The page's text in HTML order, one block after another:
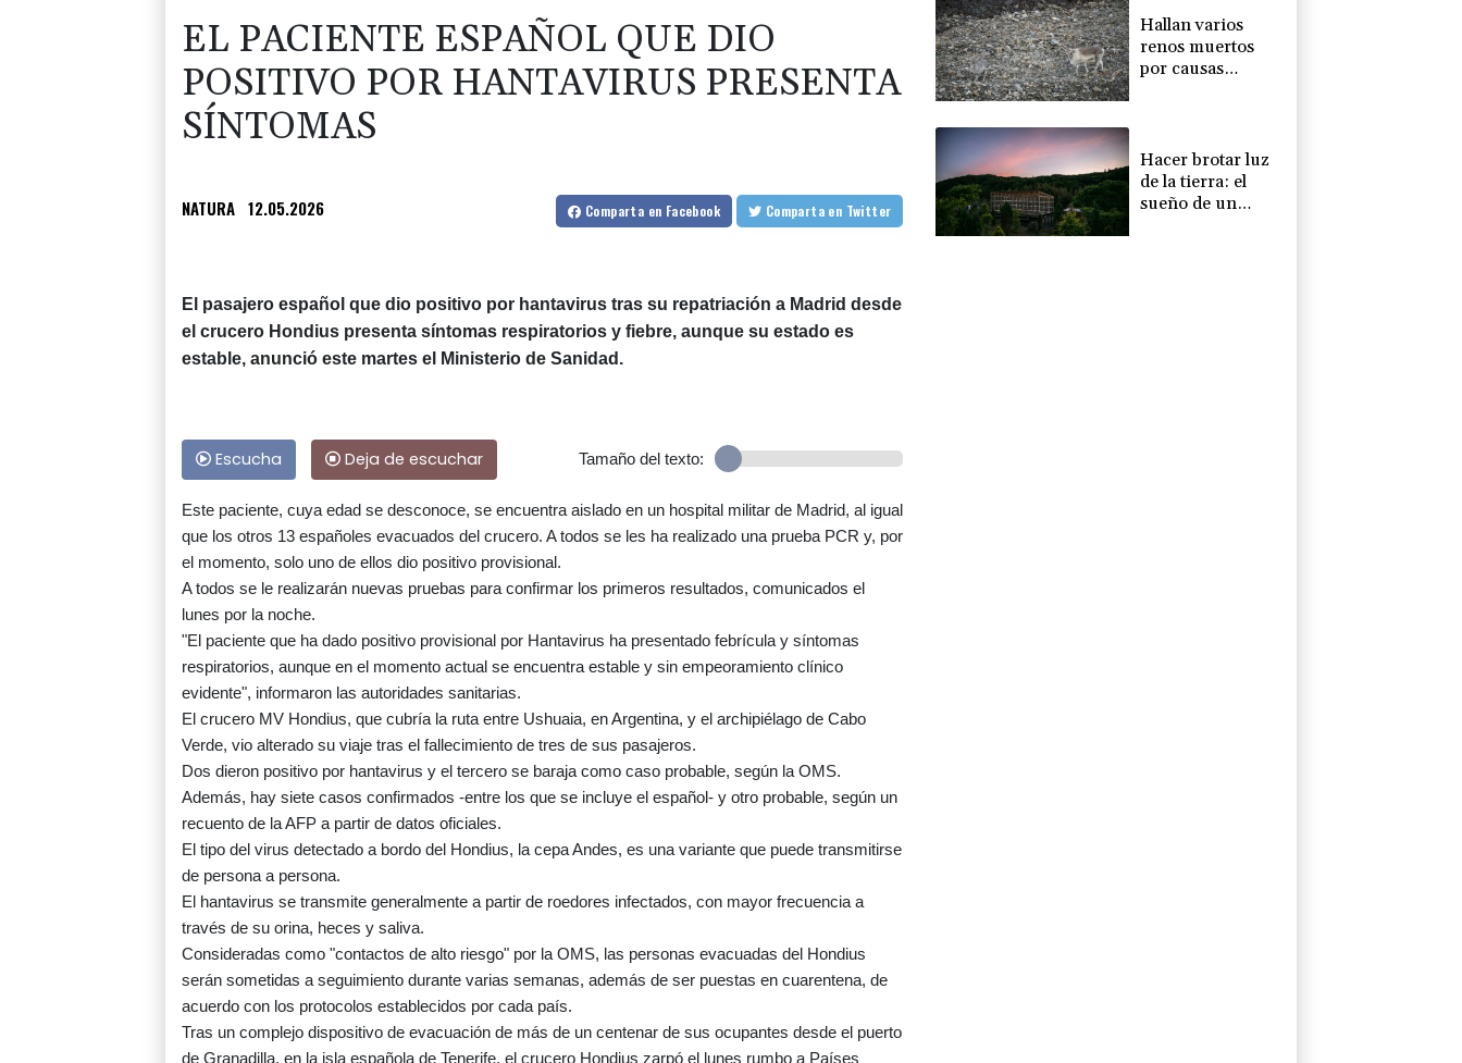
EL PACIENTE ESPAÑOL QUE DIO
POSITIVO POR HANTAVIRUS PRESENTA
SÍNTOMAS
NATURA 12.05.2026 Comparta en Facebook Comparta en Twitter
El pasajero español que dio positivo por hantavirus tras su repatriación a Madrid desde
el crucero Hondius presenta síntomas respiratorios y fiebre, aunque su estado es
estable, anunció este martes el Ministerio de Sanidad.
Escucha Deja de escuchar Tamaño del texto:
Este paciente, cuya edad se desconoce, se encuentra aislado en un hospital militar de Madrid, al igual
que los otros 13 españoles evacuados del crucero. A todos se les ha realizado una prueba PCR y, por
el momento, solo uno de ellos dio positivo provisional.
A todos se le realizarán nuevas pruebas para confirmar los primeros resultados, comunicados el
lunes por la noche.
"El paciente que ha dado positivo provisional por Hantavirus ha presentado febrícula y síntomas
respiratorios, aunque en el momento actual se encuentra estable y sin empeoramiento clínico
evidente", informaron las autoridades sanitarias.
El crucero MV Hondius, que cubría la ruta entre Ushuaia, en Argentina, y el archipiélago de Cabo
Verde, vio alterado su viaje tras el fallecimiento de tres de sus pasajeros.
Dos dieron positivo por hantavirus y el tercero se baraja como caso probable, según la OMS.
Además, hay siete casos confirmados -entre los que se incluye el español- y otro probable, según un
recuento de la AFP a partir de datos oficiales.
El tipo del virus detectado a bordo del Hondius, la cepa Andes, es una variante que puede transmitirse
de persona a persona.
El hantavirus se transmite generalmente a partir de roedores infectados, con mayor frecuencia a
través de su orina, heces y saliva.
Consideradas como "contactos de alto riesgo" por la OMS, las personas evacuadas del Hondius
serán sometidas a seguimiento durante varias semanas, además de ser puestas en cuarentena, de
acuerdo con los protocolos establecidos por cada país.
Tras un complejo dispositivo de evacuación de más de un centenar de sus ocupantes desde el puerto
de Granadilla, en la isla española de Tenerife, el crucero Hondius zarpó el lunes rumbo a Países
Hallan varios
renos muertos
por causas
Hacer brotar luz
de la tierra: el
sueño de un